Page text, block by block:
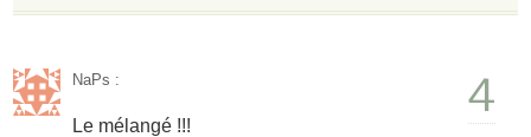
4
NaPs :
Le mélangé !!!